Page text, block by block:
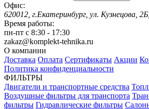
Офис:
620012, г.Екатеринбург, ул. Кузнецова,
Время работы:
пн-пт с 8:30 - 17:30
zakaz@komplekt-tehnika.ru
О компании
Доставка Оплата Сертификаты Акции
Политика конфиденциальности
ФИЛЬТРЫ
Двигатели и транспортные средства
Воздушные фильтры для транспорта
фильтры Гидравлические фильтры